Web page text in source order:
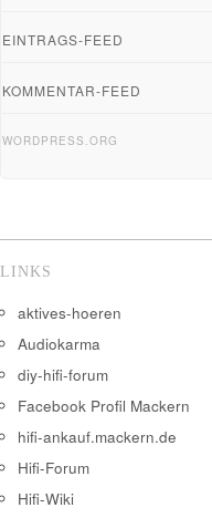
EINTRAGS-FEED
KOMMENTAR-FEED
WORDPRESS.ORG
LINKS
aktives-hoeren
Audiokarma
diy-hifi-forum
Facebook Profil Mackern
hifi-ankauf.mackern.de
Hifi-Forum
Hifi-Wiki